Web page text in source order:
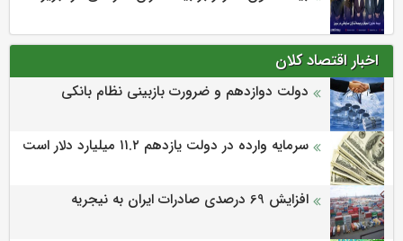
اخبار اقتصاد کلان
دولت دوازدهم و ضرورت بازبینی نظام بانکی
سرمایه وارده در دولت یازدهم ۱۱.۲ میلیارد دلار است
افزایش 69 درصدی صادرات ایران به نیجریه